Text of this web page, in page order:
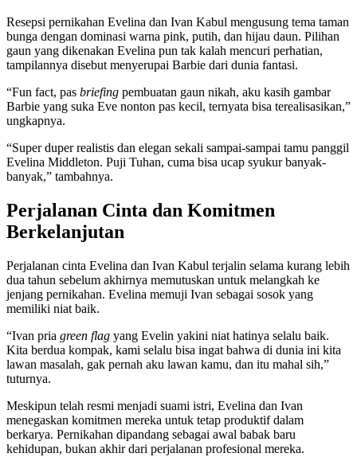
Resepsi pernikahan Evelina dan Ivan Kabul mengusung tema taman
bunga dengan dominasi warna pink, putih, dan hijau daun. Pilihan
gaun yang dikenakan Evelina pun tak kalah mencuri perhatian,
tampilannya disebut menyerupai Barbie dari dunia fantasi.
“Fun fact, pas briefing pembuatan gaun nikah, aku kasih gambar
Barbie yang suka Eve nonton pas kecil, ternyata bisa terealisasikan,”
ungkapnya.
“Super duper realistis dan elegan sekali sampai-sampai tamu panggil
Evelina Middleton. Puji Tuhan, cuma bisa ucap syukur banyak-
banyak,” tambahnya.
Perjalanan Cinta dan Komitmen
Berkelanjutan
Perjalanan cinta Evelina dan Ivan Kabul terjalin selama kurang lebih
dua tahun sebelum akhirnya memutuskan untuk melangkah ke
jenjang pernikahan. Evelina memuji Ivan sebagai sosok yang
memiliki niat baik.
“Ivan pria green flag yang Evelin yakini niat hatinya selalu baik.
Kita berdua kompak, kami selalu bisa ingat bahwa di dunia ini kita
lawan masalah, gak pernah aku lawan kamu, dan itu mahal sih,”
tuturnya.
Meskipun telah resmi menjadi suami istri, Evelina dan Ivan
menegaskan komitmen mereka untuk tetap produktif dalam
berkarya. Pernikahan dipandang sebagai awal babak baru
kehidupan, bukan akhir dari perjalanan profesional mereka.